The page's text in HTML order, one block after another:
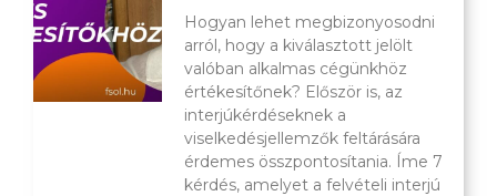
Hogyan lehet megbizonyosodni
arról, hogy a kiválasztott jelölt
valóban alkalmas cégünkhöz
értékesítőnek? Először is, az
interjúkérdéseknek a
viselkedésjellemzők feltárására
érdemes összpontosítania. Íme 7
kérdés, amelyet a felvételi interjú